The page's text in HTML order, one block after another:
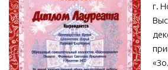
Противодействие коррупции
Отчеты о деятельности
Учреждения культуры
г.